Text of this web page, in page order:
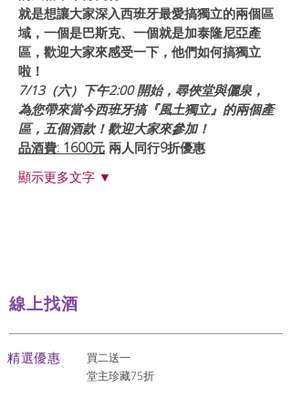
就是想讓大家深入西班牙最愛搞獨立的兩個區
域，一個是巴斯克、一個就是加泰隆尼亞產
區，歡迎大家來感受一下，他們如何搞獨立
啦！
7/13（六）下午2:00 開始，尋俠堂與儷泉，
為您帶來當今西班牙搞『風土獨立』的兩個產
區，五個酒款！歡迎大家來參加！
品酒費: 1600元 兩人同行9折優惠
顯示更多文字 ▼
線上找酒
​精選優惠
買二送一
堂主珍藏75折